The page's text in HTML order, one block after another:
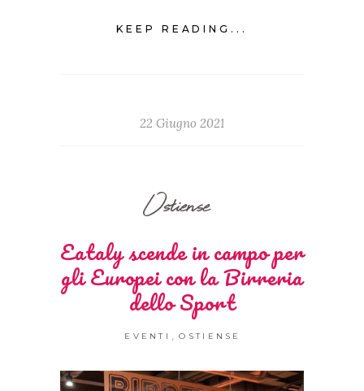
KEEP READING...
22 Giugno 2021
Ostiense
Eataly scende in campo per
gli Europei con la Birreria
dello Sport
EVENTI , OSTIENSE